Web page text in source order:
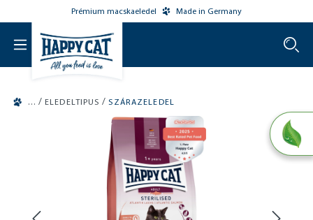
Prémium macskaeledel Made in Germany
/ ELEDELTIPUS / SZÁRAZELEDEL